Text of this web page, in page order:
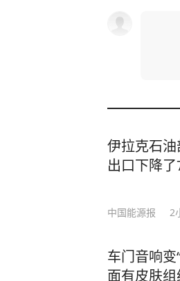
伊拉克石
出口下降了
中国能源报 2
车门音响
面有皮肤